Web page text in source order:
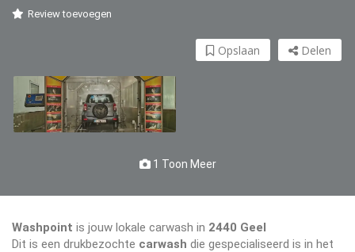
Review toevoegen
Delen
Opslaan
1 Toon Meer
Washpoint is jouw lokale carwash in 2440 Geel
Dit is een drukbezochte carwash die gespecialiseerd is in het